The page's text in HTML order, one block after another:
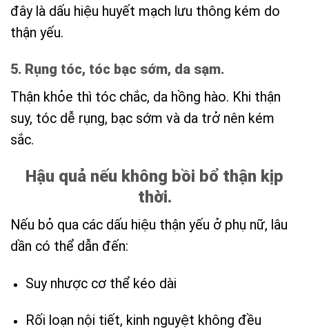
đây là dấu hiệu huyết mạch lưu thông kém do
thận yếu.
5. Rụng tóc, tóc bạc sớm, da sạm.
Thận khỏe thì tóc chắc, da hồng hào. Khi thận
suy, tóc dễ rụng, bạc sớm và da trở nên kém
sắc.
Hậu quả nếu không bồi bổ thận kịp
thời.
Nếu bỏ qua các dấu hiệu thận yếu ở phụ nữ, lâu
dần có thể dẫn đến:
Suy nhược cơ thể kéo dài
Rối loạn nội tiết, kinh nguyệt không đều